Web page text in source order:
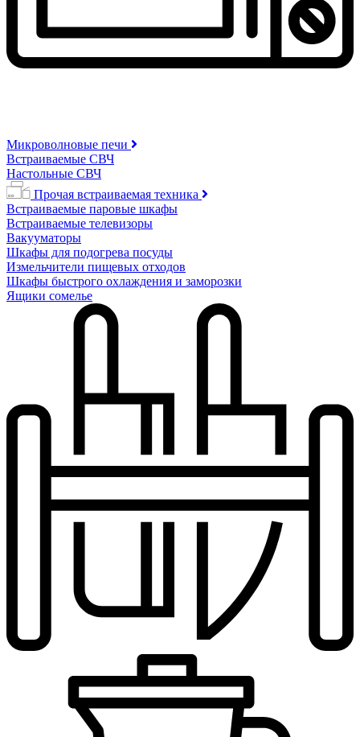
Микроволновые печи
Встраиваемые СВЧ
Настольные СВЧ
Прочая встраиваемая техника
Встраиваемые паровые шкафы
Встраиваемые телевизоры
Вакууматоры
Шкафы для подогрева посуды
Измельчители пищевых отходов
Шкафы быстрого охлаждения и заморозки
Ящики сомелье